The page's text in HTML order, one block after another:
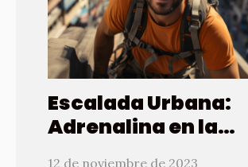
Escalada Urbana:
Adrenalina en la
12 de noviembre de 2023